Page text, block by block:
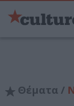
Θέματα /